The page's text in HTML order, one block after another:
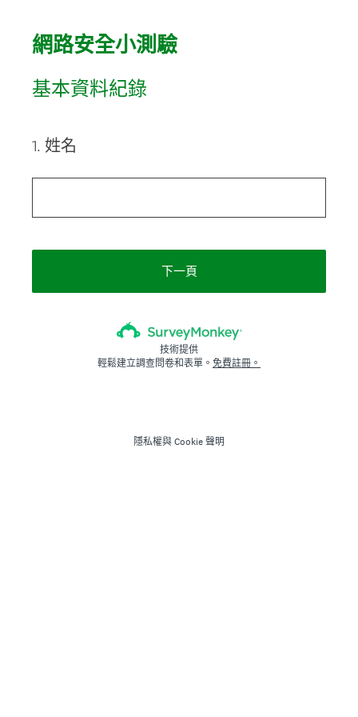
網路安全小測驗
基本資料紀錄
Question
1. 姓名
下一頁
技術提供
輕鬆建立調查問卷和表單。 免費註冊。
隱私權與Cookie 聲明